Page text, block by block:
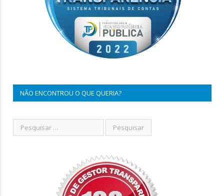
NÃO ENCONTROU O QUE QUERIA?